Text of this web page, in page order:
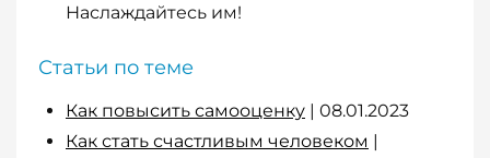
Наслаждайтесь им!
Статьи по теме
Как повысить самооценку | 08.01.2023
Как стать счастливым человеком |